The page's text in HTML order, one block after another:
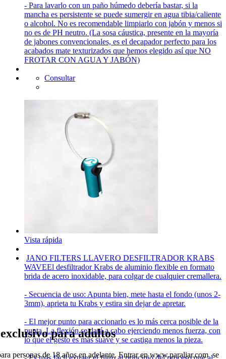
- Para lavarlo con un paño húmedo debería bastar, si la
mancha es persistente se puede sumergir en agua tibia/caliente
o alcohol. No es recomendable limpiarlo con jabón y menos si
no es de PH neutro. (La sosa cáustica, presente en la mayoría
de jabones convencionales, es el decapador perfecto para los
acabados mate texturizados que hemos elegido así que NO
FROTAR CON AGUA Y JABÓN)
Consultar
Vista rápida
JANO FILTERS LLAVERO DESFILTRADOR KRABS
WAVEEl desfiltrador Krabs de aluminio flexible en formato
brida de acero inoxidable, para colgar de cualquier cremallera.
- Secuencia de uso: Apunta bien, mete hasta el fondo (unos 2-
3mm), aprieta tu Krabs y estira sin dejar de apretar.
- El mejor punto para accionarlo es lo más cerca posible de la
punta. La flexión se dará a cabo ejerciendo menos fuerza, con
lo que el gesto es más suave y se castiga menos la pieza.
para adultos
personas de 18 años en adelante. Entrar en www.paraliar.com se